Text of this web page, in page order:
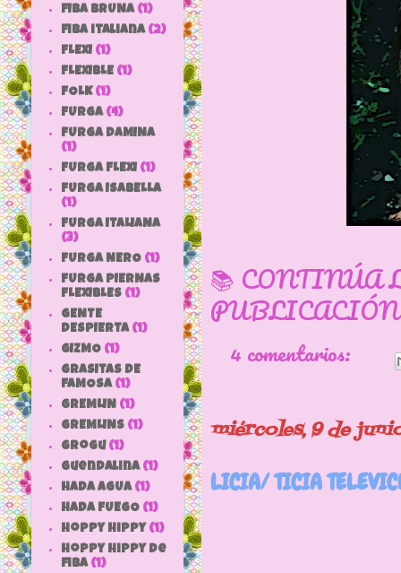
📚 CONTINÚA
4 comentarios:
miércoles, 9 de
LICIA/ TICIA
FIBA BRUNA (1)
fiba italiana (2)
FLEXI (1)
FLEXIBLE (1)
FOLK (1)
FURGA (4)
FURGA DAMINA
(1)
FURGA FLEXI (1)
FURGA ISABELLA
(1)
FURGA ITALIANA
(3)
FURGA NERO (1)
FURGA PIERNAS
FLEXIBLES (1)
GENTE
DESPIERTA (1)
GIZMO (1)
GRASITAS DE
FAMOSA (1)
GREMLIN (1)
GREMLINS (1)
grogu (1)
Guendalina (1)
HADA AGUA (1)
HADA FUEGO (1)
hoppy hippy (1)
hoppy hippy de
fiba (1)